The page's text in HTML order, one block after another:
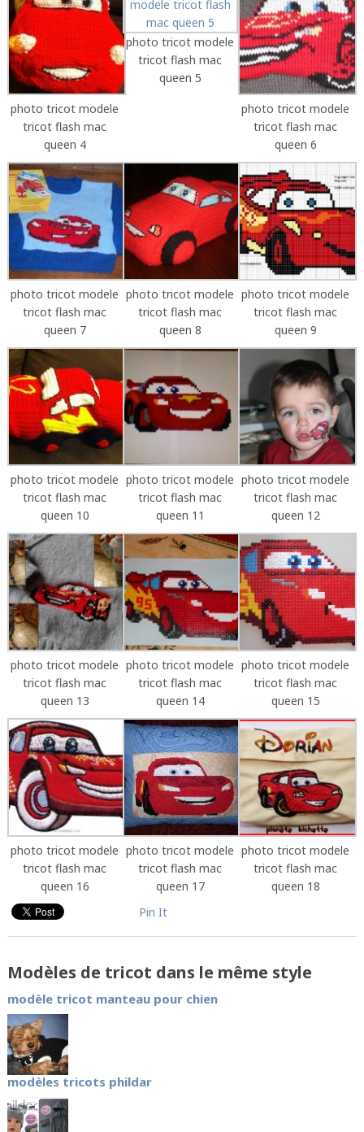
photo tricot modele
tricot flash mac
queen 4
photo tricot modele
tricot flash mac
queen 5
photo tricot modele
tricot flash mac
queen 6
photo tricot modele
tricot flash mac
queen 7
photo tricot modele
tricot flash mac
queen 8
photo tricot modele
tricot flash mac
queen 9
photo tricot modele
tricot flash mac
queen 10
photo tricot modele
tricot flash mac
queen 11
photo tricot modele
tricot flash mac
queen 12
photo tricot modele
tricot flash mac
queen 13
photo tricot modele
tricot flash mac
queen 14
photo tricot modele
tricot flash mac
queen 15
photo tricot modele
tricot flash mac
queen 16
photo tricot modele
tricot flash mac
queen 17
photo tricot modele
tricot flash mac
queen 18
Pin It
Modèles de tricot dans le même style
modèle tricot manteau pour chien
modèles tricots phildar